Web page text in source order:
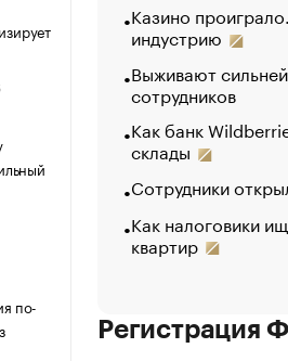
по-
Казино
индустрию
Выживают
сотрудников
Как банк
склады
Сотрудники
Как налоговики
квартир
Регистрация